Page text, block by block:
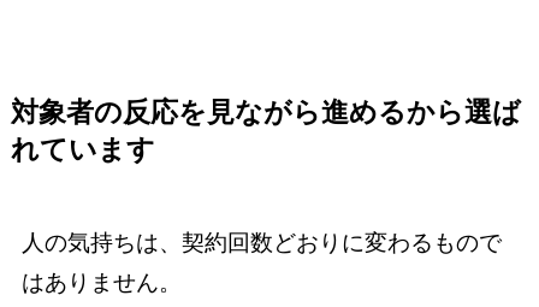
対象者の反応を見ながら進めるから選ば
れています
人の気持ちは、契約回数どおりに変わるもので
はありません。